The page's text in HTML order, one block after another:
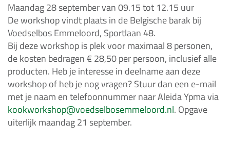
Maandag 28 september van 09.15 tot 12.15 uur
De workshop vindt plaats in de Belgische barak bij
Voedselbos Emmeloord, Sportlaan 48.
Bij deze workshop is plek voor maximaal 8 personen,
de kosten bedragen € 28,50 per persoon, inclusief alle
producten. Heb je interesse in deelname aan deze
workshop of heb je nog vragen? Stuur dan een e-mail
met je naam en telefoonnummer naar Aleida Ypma via
kookworkshop@voedselbosemmeloord.nl. Opgave
uiterlijk maandag 21 september.